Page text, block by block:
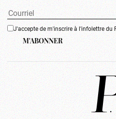
J'accepte de m'inscrire à l'infolettre du
M'ABONNER